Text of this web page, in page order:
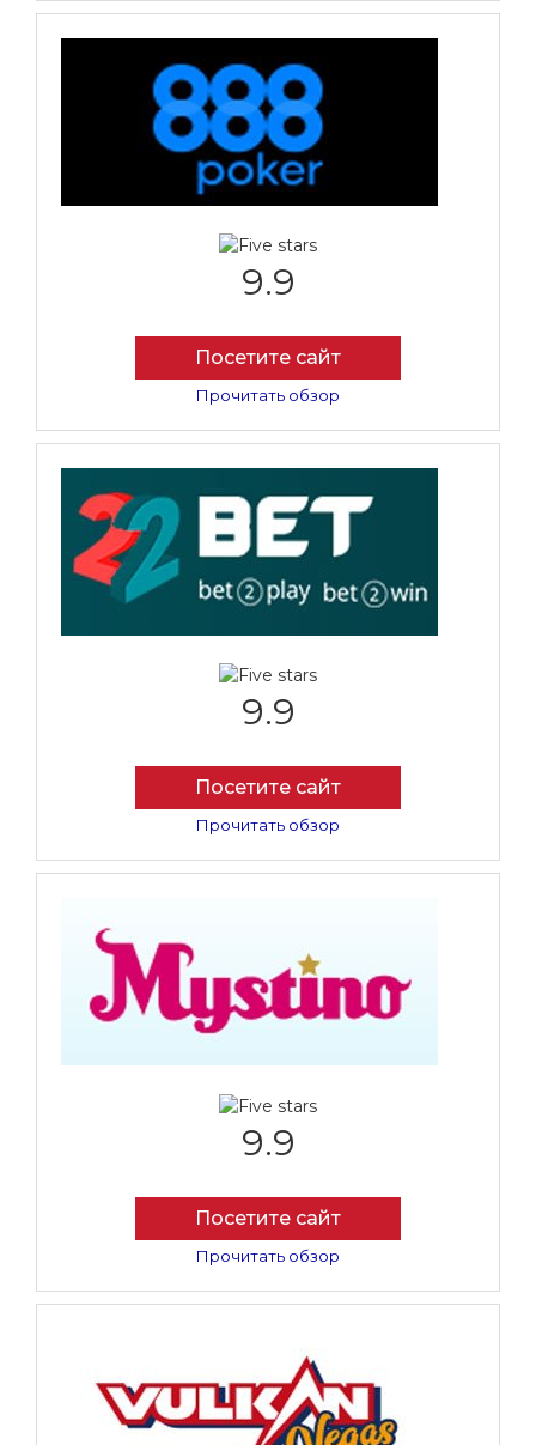
9.9
Посетите сайт
Прочитать обзор
9.9
Посетите сайт
Прочитать обзор
9.9
Посетите сайт
Прочитать обзор